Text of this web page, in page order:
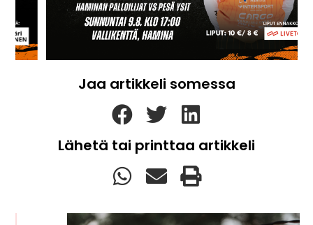
Jaa artikkeli somessa
Lähetä tai printtaa artikkeli